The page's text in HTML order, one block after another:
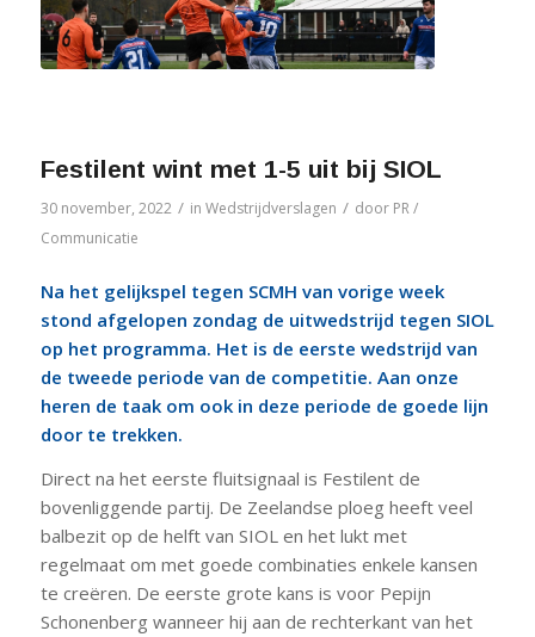
Festilent wint met 1-5 uit bij SIOL
30 november, 2022 / in Wedstrijdverslagen / door PR /
Communicatie
Na het gelijkspel tegen SCMH van vorige week
stond afgelopen zondag de uitwedstrijd tegen SIOL
op het programma. Het is de eerste wedstrijd van
de tweede periode van de competitie. Aan onze
heren de taak om ook in deze periode de goede lijn
door te trekken.
Direct na het eerste fluitsignaal is Festilent de
bovenliggende partij. De Zeelandse ploeg heeft veel
balbezit op de helft van SIOL en het lukt met
regelmaat om met goede combinaties enkele kansen
te creëren. De eerste grote kans is voor Pepijn
Schonenberg wanneer hij aan de rechterkant van het